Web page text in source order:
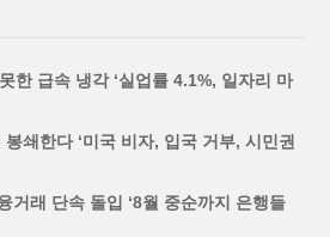
한 급속 냉각 ‘실업률 4.1%, 일자리 마
쇄한다 ‘미국 비자, 입국 거부, 시민권
거래 단속 돌입 ‘8월 중순까지 은행들